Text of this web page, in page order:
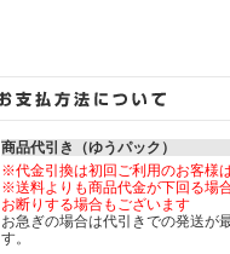
商品代引き（ゆうパック）
※代金引換は初回ご利用のお客様
※送料よりも商品代金が下回る場
お断りする場合もございます
お急ぎの場合は代引きでの発送が
す。